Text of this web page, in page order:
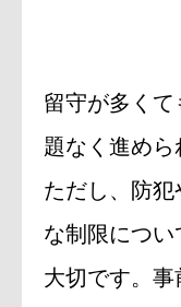
留守が多く
題なく進めら
ただし、防
な制限につ
大切です。事